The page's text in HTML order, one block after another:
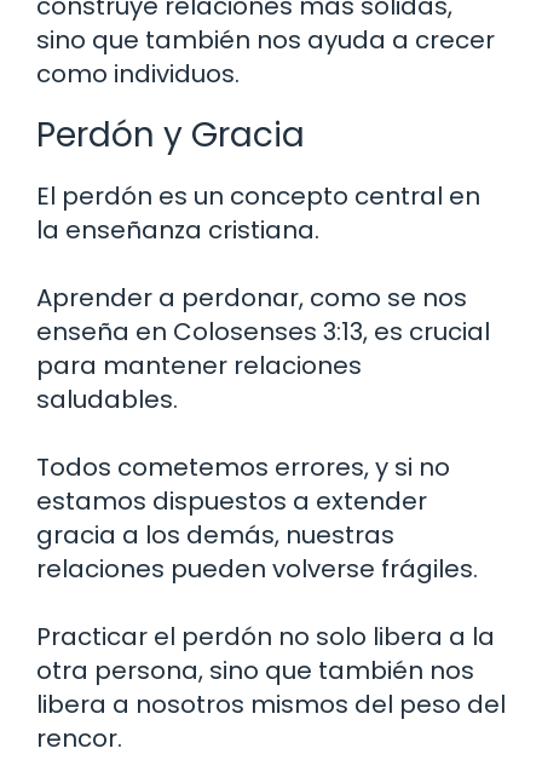
sino que también nos ayuda a crecer
como individuos.
Perdón y Gracia
El perdón es un concepto central en
la enseñanza cristiana.
Aprender a perdonar, como se nos
enseña en Colosenses 3:13, es crucial
para mantener relaciones
saludables.
Todos cometemos errores, y si no
estamos dispuestos a extender
gracia a los demás, nuestras
relaciones pueden volverse frágiles.
Practicar el perdón no solo libera a la
otra persona, sino que también nos
libera a nosotros mismos del peso del
rencor.